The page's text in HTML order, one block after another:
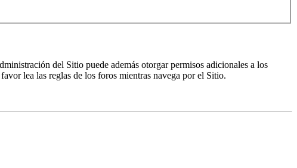
del Sitio puede además otorgar permisos adicionales a los
lea las reglas de los foros mientras navega por el Sitio.